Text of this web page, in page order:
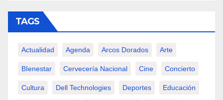
TAGS
Actualidad Agenda Arcos Dorados Arte
BIenestar Cervecería Nacional Cine Concierto
Cultura Dell Technologies Deportes Educación